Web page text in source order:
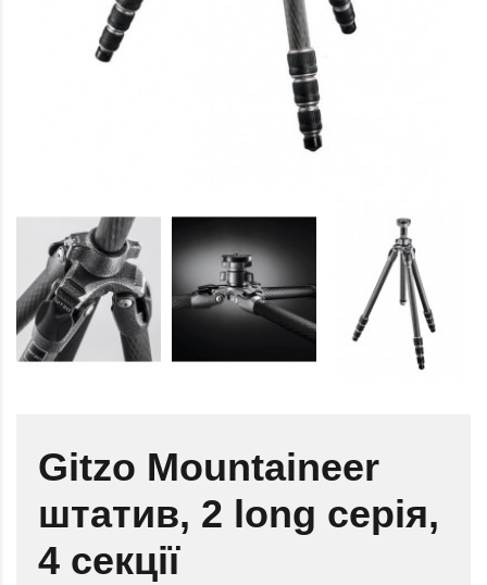
Gitzo Mountaineer
штатив, 2 long серія,
4 секції